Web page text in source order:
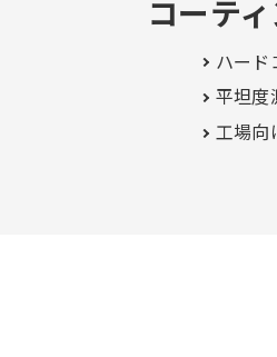
コーテ
ハード
平坦度
工場向